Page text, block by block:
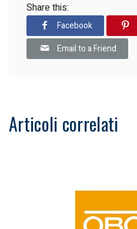
Share this:
Facebook
Email to a Friend
Articoli correlati